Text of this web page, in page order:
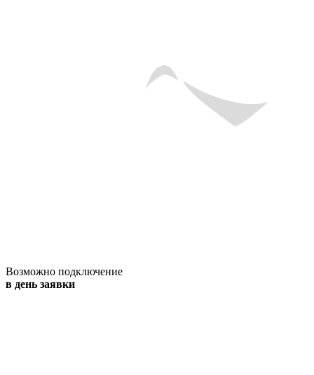
Возможно подключение
в день заявки